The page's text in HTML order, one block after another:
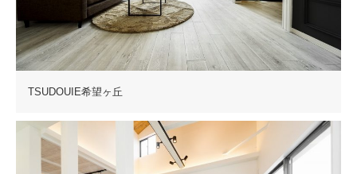
TSUDOUIE希望ヶ丘